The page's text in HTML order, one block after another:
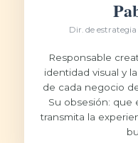
Dir. de
Responsable
identidad visual y
de cada negocio
Su obsesión: que
transmita la